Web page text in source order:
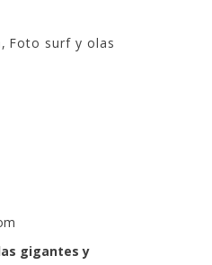
, Foto surf y olas
gigantes y